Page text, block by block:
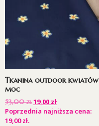
Tkanina outdoor kwiatów
moc
53,00zł19,00 zł
Poprzednia najniższa cena:
19,00zł.